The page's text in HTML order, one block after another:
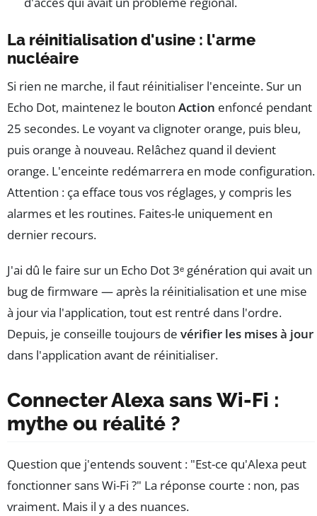
La réinitialisation d'usine : l'arme
nucléaire
Si rien ne marche, il faut réinitialiser l'enceinte. Sur un
Echo Dot, maintenez le bouton Action enfoncé pendant
25 secondes. Le voyant va clignoter orange, puis bleu,
puis orange à nouveau. Relâchez quand il devient
orange. L'enceinte redémarrera en mode configuration.
Attention : ça efface tous vos réglages, y compris les
alarmes et les routines. Faites-le uniquement en
dernier recours.
J'ai dû le faire sur un Echo Dot 3ᵉ génération qui avait un
bug de firmware — après la réinitialisation et une mise
à jour via l'application, tout est rentré dans l'ordre.
Depuis, je conseille toujours de vérifier les mises à jour
dans l'application avant de réinitialiser.
Connecter Alexa sans Wi-Fi :
mythe ou réalité ?
Question que j'entends souvent : "Est-ce qu'Alexa peut
fonctionner sans Wi-Fi ?" La réponse courte : non, pas
vraiment. Mais il y a des nuances.